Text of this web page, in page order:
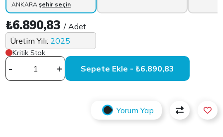
ANKARAşehir seçin
₺6.890,83/ Adet
Üretim Yılı: 2025
Kritik Stok
- + Sepete Ekle - ₺6.890,83
Yorum Yap